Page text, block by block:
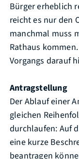
Bürger erheblich
reicht es nur den
manchmal muss
Rathaus
Vorgangs darauf
Antragstellung
Der Ablauf einer
gleichen
durchlaufen: Auf
eine kurze
beantragen